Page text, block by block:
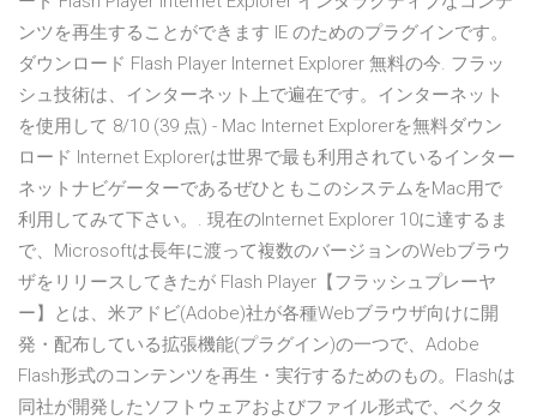
ンツを再生することができます IE のためのプラグインです。
ダウンロード Flash Player Internet Explorer 無料の今. フラッ
シュ技術は、インターネット上で遍在です。インターネット
を使用して 8/10 (39 点) - Mac Internet Explorerを無料ダウン
ロード Internet Explorerは世界で最も利用されているインター
ネットナビゲーターであるぜひともこのシステムをMac用で
利用してみて下さい。. 現在のInternet Explorer 10に達するま
で、Microsoftは長年に渡って複数のバージョンのWebブラウ
ザをリリースしてきたが Flash Player【フラッシュプレーヤ
ー】とは、米アドビ(Adobe)社が各種Webブラウザ向けに開
発・配布している拡張機能(プラグイン)の一つで、Adobe
Flash形式のコンテンツを再生・実行するためのもの。Flashは
同社が開発したソフトウェアおよびファイル形式で、ベクタ